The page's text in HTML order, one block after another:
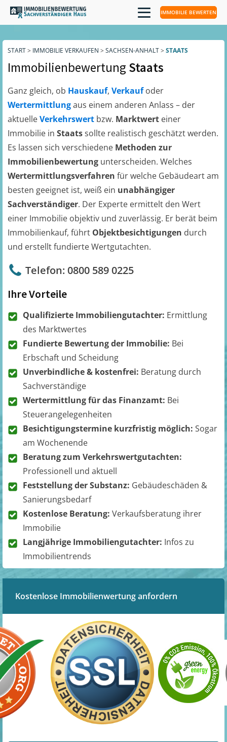
IMMOBILIE BEWERTEN
START> IMMOBILIE VERKAUFEN > SACHSEN-ANHALT> STAATS
ImmobilienbewertungStaats
Ganz gleich, ob Hauskauf, Verkaufoder
Wertermittlungaus einem anderen Anlass – der
aktuelleVerkehrswert bzw. Marktwert einer
Immobilie in Staatssollte realistisch geschätzt werden.
Es lassen sich verschiedene Methoden zur
Immobilienbewertung unterscheiden. Welches
Wertermittlungsverfahren für welche Gebäudeart am
besten geeignet ist, weiß ein unabhängiger
Sachverständiger. Der Experte ermittelt den Wert
einer Immobilie objektiv und zuverlässig. Er berät beim
Immobilienkauf, führt Objektbesichtigungen durch
und erstellt fundierte Wertgutachten.
Telefon: 0800 589 0225
Ihre Vorteile
Qualifizierte Immobiliengutachter: Ermittlung
des Marktwertes
Fundierte Bewertung der Immobilie: Bei
Erbschaft und Scheidung
Unverbindliche & kostenfrei: Beratung durch
Sachverständige
Wertermittlung für das Finanzamt: Bei
Steuerangelegenheiten
Besichtigungstermine kurzfristig möglich: Sogar
am Wochenende
Beratung zum Verkehrswertgutachten:
Professionell und aktuell
Feststellung der Substanz: Gebäudeschäden &
Sanierungsbedarf
Kostenlose Beratung: Verkaufsberatung ihrer
Immobilie
Langjährige Immobiliengutachter: Infos zu
Immobilientrends
Kostenlose Immobilienwertung anfordern